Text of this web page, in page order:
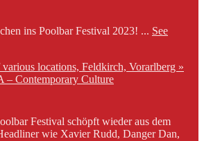
ins Poolbar Festival 2023! ... See
locations, Feldkirch, Vorarlberg »
Contemporary Culture
Festival schöpft wieder aus dem
wie Xavier Rudd, Danger Dan,